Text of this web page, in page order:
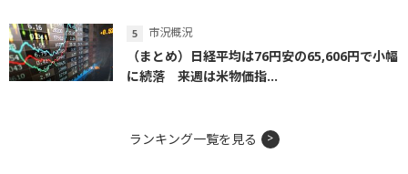
市況概況
（まとめ）日経平均は76円安の65,606円で小幅
に続落 来週は米物価指...
ランキング一覧を見る